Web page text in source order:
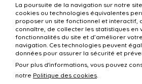
Opteven et
Mieux nous
Nos valeurs
Pourquoi rejoindre
La poursuite de la navigation sur notre
cookies ou technologies équivalentes
proposer un site fonctionnel et interactif,
connaître, de collecter les statistiques en
fonctionnalités du site et d’améliorer
navigation. Ces technologies peuvent
données pour assurer la sécurité et
Pour plus d'informations, vous pouvez
notre Politique des cookies